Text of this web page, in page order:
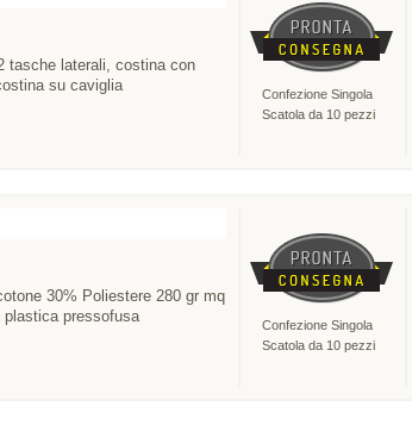
tasche laterali, costina con
su caviglia
Confezione Singola
Scatola da 10 pezzi
30% Poliestere 280 gr mq
pressofusa
Confezione Singola
Scatola da 10 pezzi